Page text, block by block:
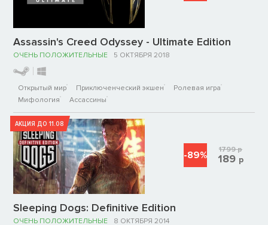
Assassin's Creed Odyssey - Ultimate Edition
ОЧЕНЬ ПОЛОЖИТЕЛЬНЫЕ 5 ОКТЯБРЯ 2018
Открытый мир Приключенческий экшен
Ролевая игра
Мифология
Ассассины
АКЦИЯ ДО 11.08
Sleeping Dogs: Definitive Edition
ОЧЕНЬ ПОЛОЖИТЕЛЬНЫЕ 8 ОКТЯБРЯ 2014
-89% 1799р
189 р